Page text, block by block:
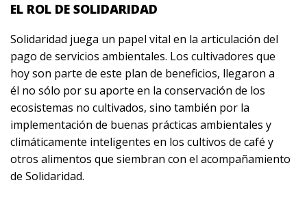
EL ROL DE SOLIDARIDAD
Solidaridad juega un papel vital en la articulación del
pago de servicios ambientales. Los cultivadores que
hoy son parte de este plan de beneficios, llegaron a
él no sólo por su aporte en la conservación de los
ecosistemas no cultivados, sino también por la
implementación de buenas prácticas ambientales y
climáticamente inteligentes en los cultivos de café y
otros alimentos que siembran con el acompañamiento
de Solidaridad.